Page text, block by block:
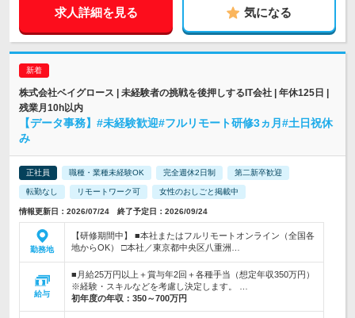
求人詳細を見る 気になる
株式会社ベイグロース | 未経験者の挑戦を後押しするIT会社 | 年休125日 |
残業月10h以内
【データ事務】#未経験歓迎#フルリモート研修3ヵ月#土日祝休
み
正社員 職種・業種未経験OK 完全週休2日制 第二新卒歓迎
転勤なし リモートワーク可 女性のおしごと掲載中
情報更新日：2026/07/24 終了予定日：2026/09/24
勤務地
【研修期間中】 ■本社またはフルリモートオンライン（全国各
地からOK） □本社／東京都中央区八重洲…
給与
■月給25万円以上＋賞与年2回＋各種手当（想定年収350万円）
※経験・スキルなどを考慮し決定します。 …
初年度の年収： 350～700万円